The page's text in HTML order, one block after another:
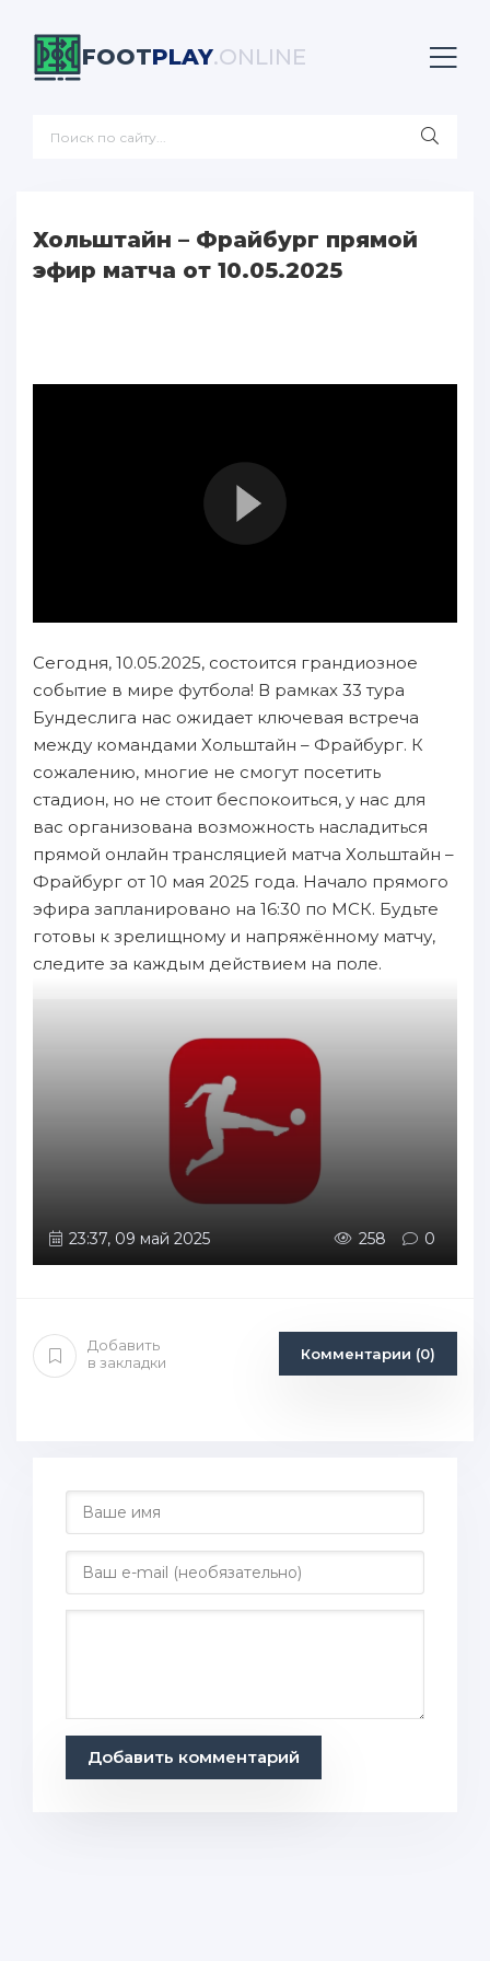
FOOTPLAY.ONLINE
Хольштайн – Фрайбург прямой
эфир матча от 10.05.2025
Сегодня, 10.05.2025, состоится грандиозное
событие в мире футбола! В рамках 33 тура
Бундеслига нас ожидает ключевая встреча
между командами Хольштайн – Фрайбург. К
сожалению, многие не смогут посетить
стадион, но не стоит беспокоиться, у нас для
вас организована возможность насладиться
прямой онлайн трансляцией матча Хольштайн –
Фрайбург от 10 мая 2025 года. Начало прямого
эфира запланировано на 16:30 по МСК. Будьте
готовы к зрелищному и напряжённому матчу,
следите за каждым действием на поле.
23:37, 09 май 2025 258 0
Добавить
в закладки
Комментарии (0)
Добавить комментарий